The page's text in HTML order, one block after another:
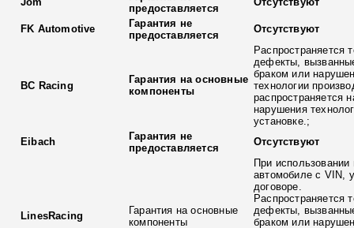
предоставляется
FK Automotive
Гарантия не
предоставляется
Отсутствуют
BC Racing
Гарантия на основные
компоненты
Распространяется
дефекты,
браком или
технологии
распространяется
нарушения
установке.;
Eibach
Гарантия не
предоставляется
Отсутствуют
LinesRacing
Гарантия на основные
компоненты
При использовании
автомобиле с VIN,
договоре.
Распространяется
дефекты,
браком или